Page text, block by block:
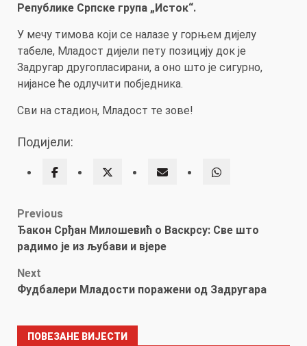
Републике Српске група „Исток“.
У мечу тимова који се налазе у горњем дијелу
табеле, Младост дијели пету позицију док је
Задругар другопласирани, а оно што је сигурно,
нијансе ће одлучити побједника.
Сви на стадион, Младост те зове!
Подијели:
Post
navigation
Previous
Ђакон Срђан Милошевић о Васкрсу: Све што
радимо је из љубави и вјере
Next
Фудбалери Младости поражени од Задругара
ПОВЕЗАНЕ ВИЈЕСТИ